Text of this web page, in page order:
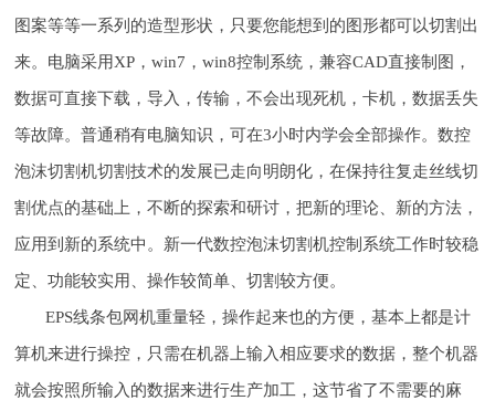
图案等等一系列的造型形状，只要您能想到的图形都可以切割出
来。电脑采用XP，win7，win8控制系统，兼容CAD直接制图，
数据可直接下载，导入，传输，不会出现死机，卡机，数据丢失
等故障。普通稍有电脑知识，可在3小时内学会全部操作。数控
泡沫切割机切割技术的发展已走向明朗化，在保持往复走丝线切
割优点的基础上，不断的探索和研讨，把新的理论、新的方法，
应用到新的系统中。新一代数控泡沫切割机控制系统工作时较稳
定、功能较实用、操作较简单、切割较方便。
EPS线条包网机重量轻，操作起来也的方便，基本上都是计
算机来进行操控，只需在机器上输入相应要求的数据，整个机器
就会按照所输入的数据来进行生产加工，这节省了不需要的麻